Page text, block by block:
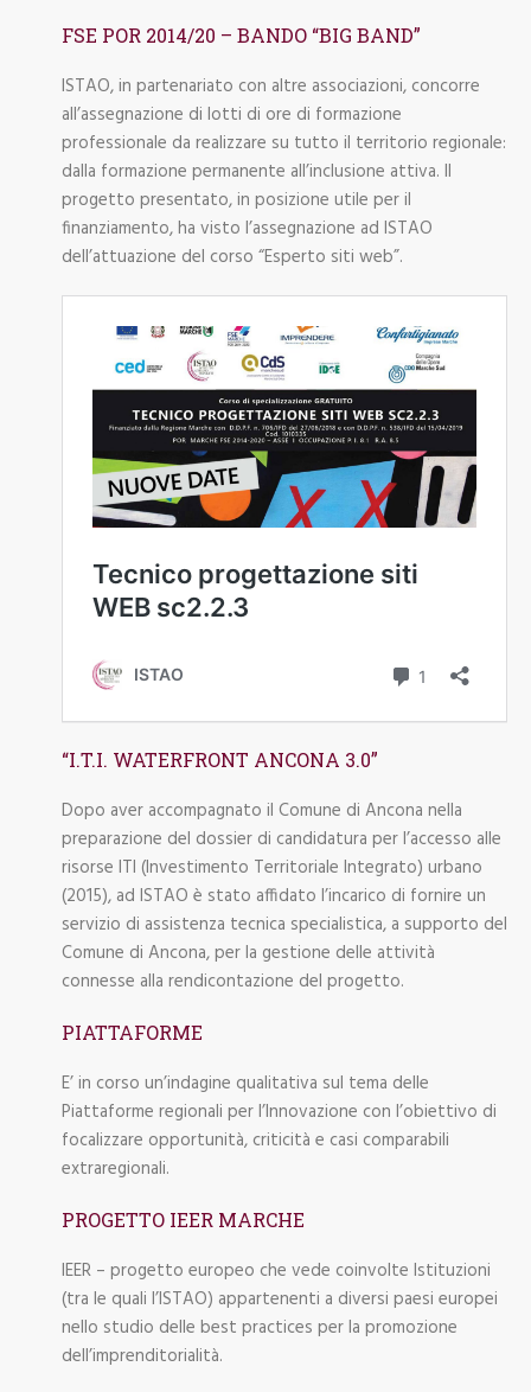
FSE POR 2014/20 – BANDO “BIG BAND”
ISTAO, in partenariato con altre associazioni, concorre
all’assegnazione di lotti di ore di formazione
professionale da realizzare su tutto il territorio regionale:
dalla formazione permanente all’inclusione attiva. Il
progetto presentato, in posizione utile per il
finanziamento, ha visto l’assegnazione ad ISTAO
dell’attuazione del corso “Esperto siti web”.
“I.T.I. WATERFRONT ANCONA 3.0”
Dopo aver accompagnato il Comune di Ancona nella
preparazione del dossier di candidatura per l’accesso alle
risorse ITI (Investimento Territoriale Integrato) urbano
(2015), ad ISTAO è stato affidato l’incarico di fornire un
servizio di assistenza tecnica specialistica, a supporto del
Comune di Ancona, per la gestione delle attività
connesse alla rendicontazione del progetto.
PIATTAFORME
E’ in corso un’indagine qualitativa sul tema delle
Piattaforme regionali per l’Innovazione con l’obiettivo di
focalizzare opportunità, criticità e casi comparabili
extraregionali.
PROGETTO IEER MARCHE
IEER – progetto europeo che vede coinvolte Istituzioni
(tra le quali l’ISTAO) appartenenti a diversi paesi europei
nello studio delle best practices per la promozione
dell’imprenditorialità.